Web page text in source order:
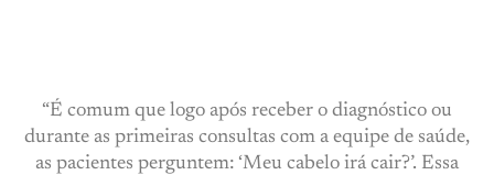
“É comum que logo após receber o diagnóstico ou
durante as primeiras consultas com a equipe de saúde,
as pacientes perguntem: ‘Meu cabelo irá cair?’. Essa